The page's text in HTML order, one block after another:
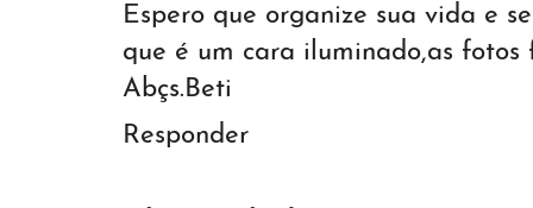
Espero que organize sua vida e
que é um cara iluminado,as fotos
Abçs.Beti
Responder